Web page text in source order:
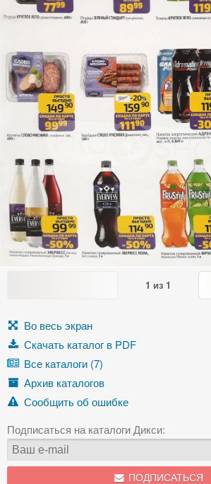
1 из 1
Во весь экран
Скачать каталог в PDF
Все каталоги (7)
Архив каталогов
Сообщить об ошибке
Подписаться на каталоги Дикси:
ПОДПИСАТЬСЯ